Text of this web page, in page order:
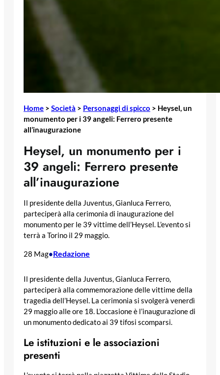
Home > Società > Personaggi di spicco > Heysel, un
monumento per i 39 angeli: Ferrero presente
all’inaugurazione
Heysel, un monumento per i
39 angeli: Ferrero presente
all’inaugurazione
Il presidente della Juventus, Gianluca Ferrero,
parteciperà alla cerimonia di inaugurazione del
monumento per le 39 vittime dell’Heysel. L’evento si
terrà a Torino il 29 maggio.
28 Mag•Redazione
Il presidente della Juventus, Gianluca Ferrero,
parteciperà alla commemorazione delle vittime della
tragedia dell’Heysel. La cerimonia si svolgerà venerdì
29 maggio alle ore 18. L’occasione è l’inaugurazione di
un monumento dedicato ai 39 tifosi scomparsi.
Le istituzioni e le associazioni
presenti